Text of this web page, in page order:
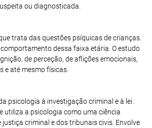
ou diagnosticada.
trata das questões psíquicas de crianças.
dessa faixa etária. O estudo
de perceção, de aflições emocionais,
e até mesmo físicas.
psicologia à investigação criminal e à lei.
utiliza a psicologia como uma ciência
criminal e dos tribunais civis. Envolve